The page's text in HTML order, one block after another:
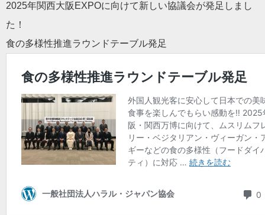
2025年関西大阪EXPOに向けて新しい協議会が発足しまし
た！
食の多様性推進ラウンドテーブル発足